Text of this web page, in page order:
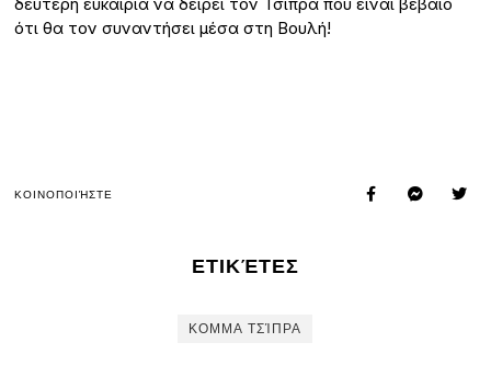
δεύτερη ευκαιρία να δείρει τον Τσίπρα που είναι βέβαιο
ότι θα τον συναντήσει μέσα στη Βουλή!
ΚΟΙΝΟΠΟΙΉΣΤΕ
ΕΤΙΚΈΤΕΣ
ΚΟΜΜΑ ΤΣΊΠΡΑ